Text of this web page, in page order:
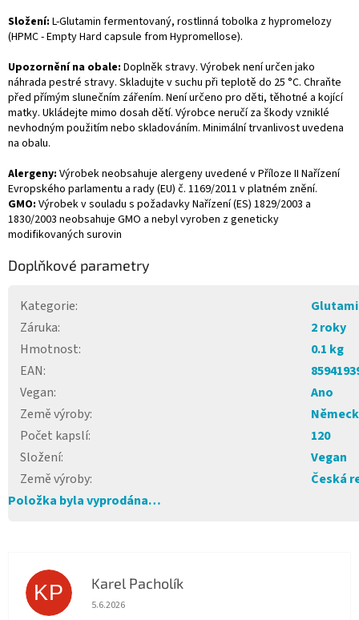
Složení: L-Glutamin fermentovaný, rostlinná tobolka z hypromelozy
(HPMC - Empty Hard capsule from Hypromellose).
Upozornění na obale: Doplněk stravy. Výrobek není určen jako
náhrada pestré stravy. Skladujte v suchu při teplotě do 25 °C. Chraňte
před přímým slunečním zářením. Není určeno pro děti, těhotné a kojící
matky. Ukládejte mimo dosah dětí. Výrobce neručí za škody vzniklé
nevhodným použitím nebo skladováním. Minimální trvanlivost uvedena
na obalu.
Alergeny: Výrobek neobsahuje alergeny uvedené v Příloze II Nařízení
Evropského parlamentu a rady (EU) č. 1169/2011 v platném znění.
GMO: Výrobek v souladu s požadavky Nařízení (ES) 1829/2003 a
1830/2003 neobsahuje GMO a nebyl vyroben z geneticky
modifikovaných surovin
Doplňkové parametry
Kategorie:
Záruka:
2 roky
Hmotnost:
0.1 kg
EAN:
Vegan:
Ano
Země výroby:
Počet kapslí:
120
Složení:
Vegan
Země výroby:
Česká
Položka byla vyprodána…
KP Karel Pacholík
Hodnocení obchodu je 4 z 5 hvězdiček.
5.6.2026